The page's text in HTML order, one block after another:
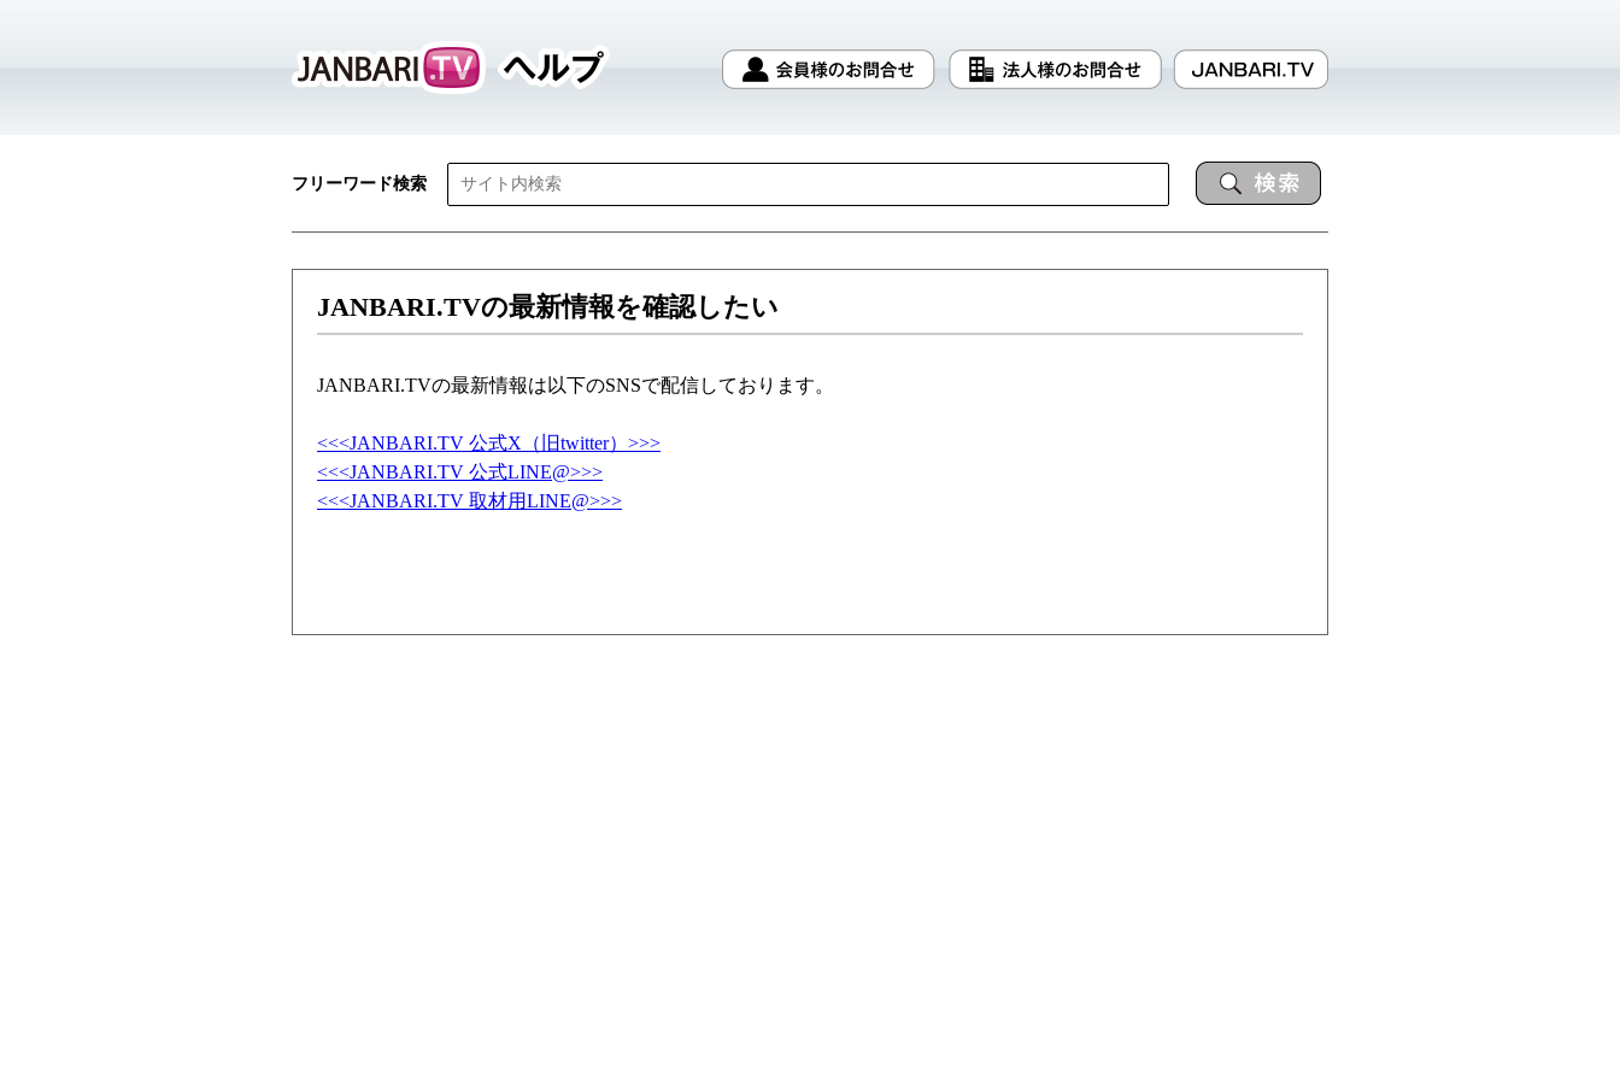
フリーワード検索
JANBARI.TVの最新情報を確認したい
JANBARI.TVの最新情報は以下のSNSで配信しております。
<<<JANBARI.TV 公式X（旧twitter）>>>
<<<JANBARI.TV 公式LINE@>>>
<<<JANBARI.TV 取材用LINE@>>>